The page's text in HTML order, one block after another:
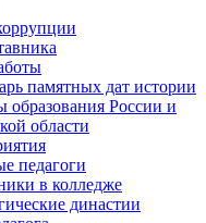
памятных дат истории
образования России и
области
педагоги
в колледже
династии